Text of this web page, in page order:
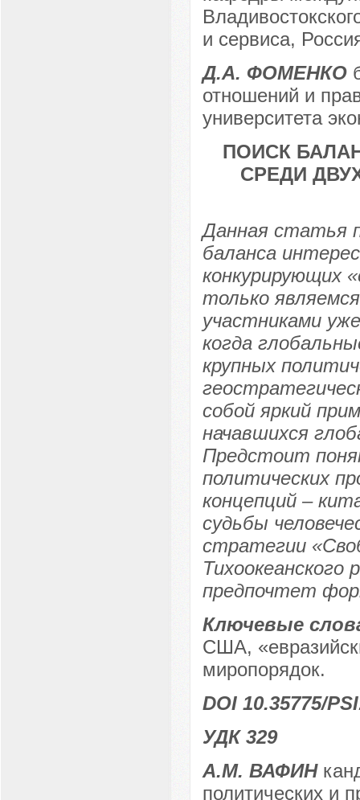
и сервиса,
Д.А. ФОМЕНКО
отношений и
университета
ПОИСК
СРЕДИ
Данная статья
баланса
конкурирующих
только
участниками
когда
крупных
собой яркий
начавшихся
Предстоит
политических
концепций –
судьбы
стратегии
предпочтет
Ключевые
США,
миропорядок.
DOI 10.35775/
УДК 329
А.М. ВАФИН
политических и